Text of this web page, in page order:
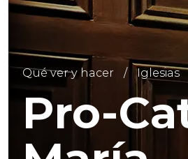
Qué ver y hacer Iglesias
Pro-